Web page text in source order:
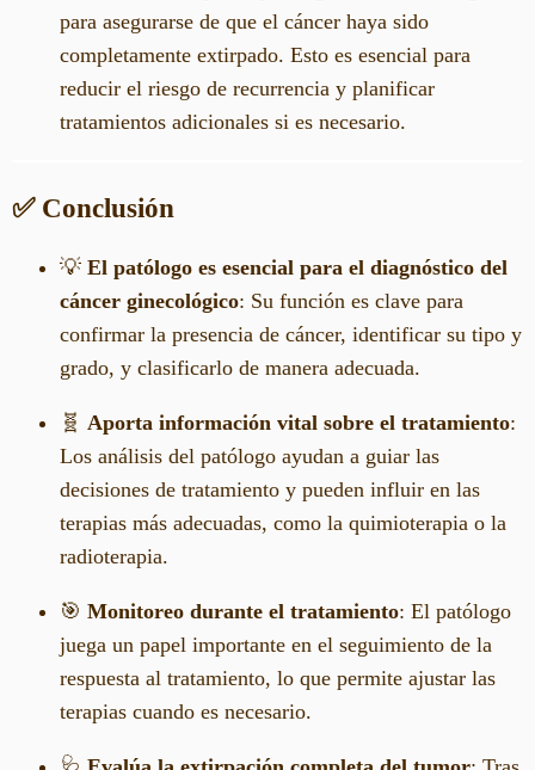
para asegurarse de que el cáncer haya sido
completamente extirpado. Esto es esencial para
reducir el riesgo de recurrencia y planificar
tratamientos adicionales si es necesario.
✅ Conclusión
💡 El patólogo es esencial para el diagnóstico del
cáncer ginecológico: Su función es clave para
confirmar la presencia de cáncer, identificar su tipo y
grado, y clasificarlo de manera adecuada.
🧬 Aporta información vital sobre el tratamiento:
Los análisis del patólogo ayudan a guiar las
decisiones de tratamiento y pueden influir en las
terapias más adecuadas, como la quimioterapia o la
radioterapia.
🎯 Monitoreo durante el tratamiento: El patólogo
juega un papel importante en el seguimiento de la
respuesta al tratamiento, lo que permite ajustar las
terapias cuando es necesario.